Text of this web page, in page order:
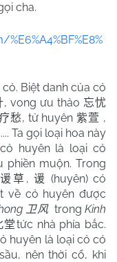
cha.
Biệt danh của cỏ
, vong ưu thảo 忘忧
愁, tử huyên 紫萱 ,
.... Ta gọi loại hoa này
cỏ huyên là loại cỏ
phiền muộn. Trong
谖草 , 谖 (huyên) có
về cỏ huyên được
卫风trong Kinh
堂tức nhà phía bắc.
huyên là loại cỏ có
nên thời cổ, khi